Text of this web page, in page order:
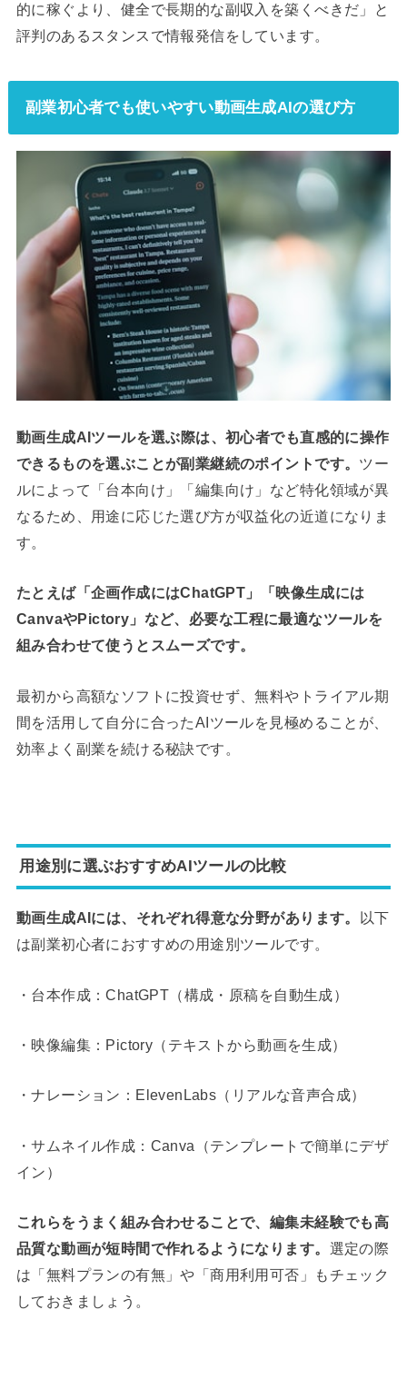
的に稼ぐより、健全で長期的な副収入を築くべきだ」と
評判のあるスタンスで情報発信をしています。
副業初心者でも使いやすい動画生成AIの選び方
動画生成AIツールを選ぶ際は、初心者でも直感的に操作
できるものを選ぶことが副業継続のポイントです。 ツー
ルによって「台本向け」「編集向け」など特化領域が異
なるため、用途に応じた選び方が収益化の近道になりま
す。
たとえば「企画作成にはChatGPT」「映像生成には
CanvaやPictory」など、必要な工程に最適なツールを
組み合わせて使うとスムーズです。
最初から高額なソフトに投資せず、無料やトライアル期
間を活用して自分に合ったAIツールを見極めることが、
効率よく副業を続ける秘訣です。
用途別に選ぶおすすめAIツールの比較
動画生成AIには、それぞれ得意な分野があります。 以下
は副業初心者におすすめの用途別ツールです。
・台本作成：ChatGPT（構成・原稿を自動生成）
・映像編集：Pictory（テキストから動画を生成）
・ナレーション：ElevenLabs（リアルな音声合成）
・サムネイル作成：Canva（テンプレートで簡単にデザ
イン）
これらをうまく組み合わせることで、編集未経験でも高
品質な動画が短時間で作れるようになります。 選定の際
は「無料プランの有無」や「商用利用可否」もチェック
しておきましょう。